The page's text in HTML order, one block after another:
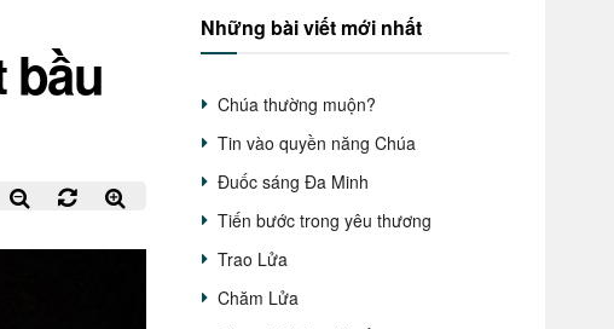
bầu
Những bài viết mới nhất
Chúa thường muộn?
Tin vào quyền năng Chúa
Đuốc sáng Đa Minh
Tiến bước trong yêu thương
Trao Lửa
Chăm Lửa